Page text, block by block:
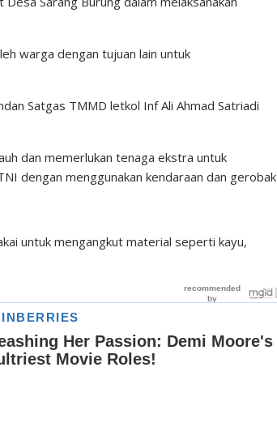
warga dengan tujuan lain untuk
Satgas TMMD letkol Inf Ali Ahmad Satriadi
dan memerlukan tenaga ekstra untuk
dengan menggunakan kendaraan dan gerobak
untuk mengangkut material seperti kayu,